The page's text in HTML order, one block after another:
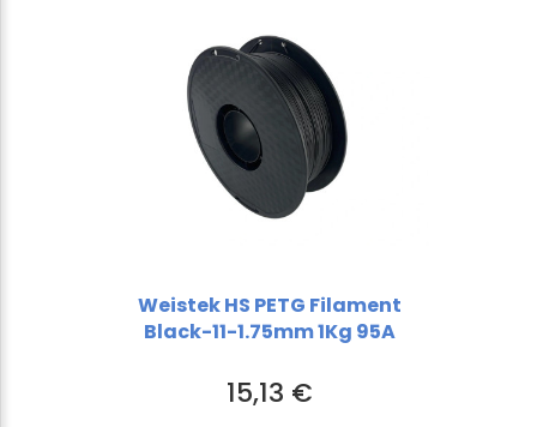
Weistek HS PETG Filament
Black-11-1.75mm 1Kg 95A
15,13 €